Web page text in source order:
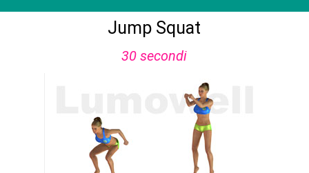
Jump Squat
30 secondi